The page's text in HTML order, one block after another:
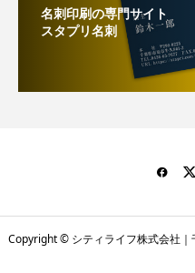
名刺印刷の専門サイト
スタプリ名刺
Copyright © シティライフ株式会社